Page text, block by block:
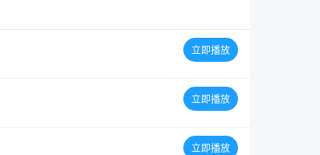
立即播放
立即播放
立即播放